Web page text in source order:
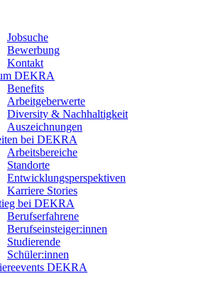
Jobsuche
Bewerbung
Kontakt
DEKRA
Benefits
Arbeitgeberwerte
Diversity & Nachhaltigkeit
Auszeichnungen
bei DEKRA
Arbeitsbereiche
Standorte
Entwicklungsperspektiven
Karriere Stories
bei DEKRA
Berufserfahrene
Berufseinsteiger:innen
Studierende
Schüler:innen
DEKRA